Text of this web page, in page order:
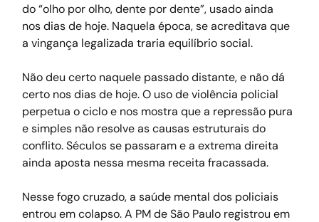
do “olho por olho, dente por dente”, usado ainda
nos dias de hoje. Naquela época, se acreditava que
a vingança legalizada traria equilíbrio social.
Não deu certo naquele passado distante, e não dá
certo nos dias de hoje. O uso de violência policial
perpetua o ciclo e nos mostra que a repressão pura
e simples não resolve as causas estruturais do
conflito. Séculos se passaram e a extrema direita
ainda aposta nessa mesma receita fracassada.
Nesse fogo cruzado, a saúde mental dos policiais
entrou em colapso. A PM de São Paulo registrou em